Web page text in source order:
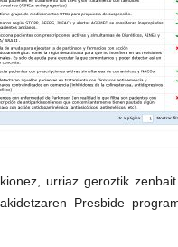
urriaz geroztik
Presbide